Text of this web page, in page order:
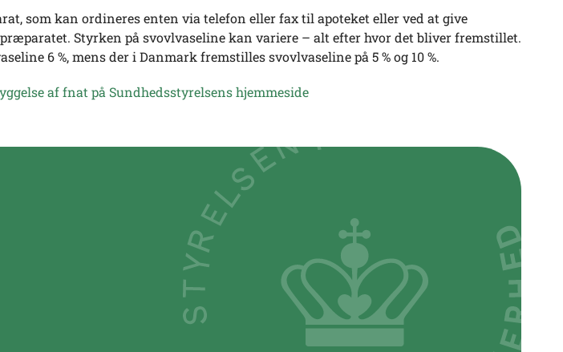
som kan ordineres enten via telefon eller fax til apoteket eller ved at give
Styrken på svovlvaseline kan variere – alt efter hvor det bliver fremstillet.
6 %, mens der i Danmark fremstilles svovlvaseline på 5 % og 10 %.
af fnat på Sundhedsstyrelsens hjemmeside